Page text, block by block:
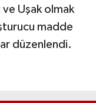
ve Uşak olmak
madde
düzenlendi.